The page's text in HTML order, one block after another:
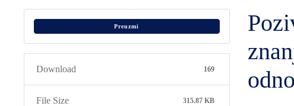
Preuzmi
Download 169
File Size 315.87 KB